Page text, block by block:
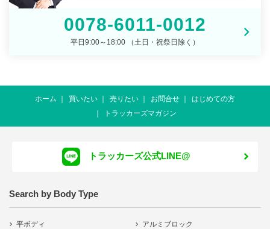
0078-6011-0012
平日9:00～18:00 （土日・祝祭日除く）
ホーム 買いたい 売りたい お問合せ
はじめての方
トラッカーズマガジン
トラッカーズ公式LINE@
Search by Body Type
平ボディ
アルミブロック